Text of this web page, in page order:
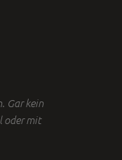
Gar kein
oder mit